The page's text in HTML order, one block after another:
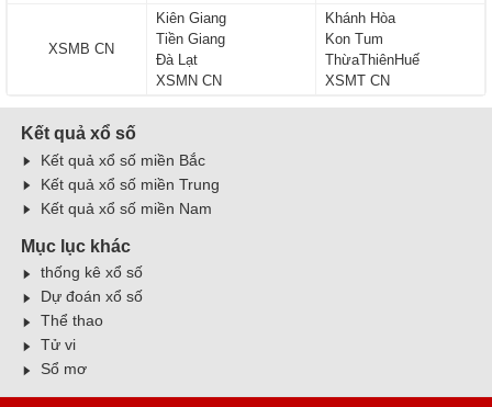
XSMB CN
Kiên Giang
Tiền Giang
Đà Lạt
XSMN CN
Khánh Hòa
Kon Tum
ThừaThiênHuế
XSMT CN
Kết quả xổ số
Kết quả xổ số miền Bắc
Kết quả xổ số miền Trung
Kết quả xổ số miền Nam
Mục lục khác
thống kê xổ số
Dự đoán xổ số
Thể thao
Tử vi
Sổ mơ